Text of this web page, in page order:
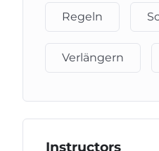
Regeln
Verlängern
Instructors